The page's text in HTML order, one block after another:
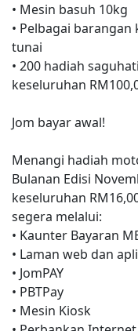
• Mesin basuh 10kg
• Pelbagai
tunai
• 200 hadiah
keseluruhan
Jom bayar awal!
Menangi hadiah
Bulanan Edisi
keseluruhan
segera melalui:
• Kaunter Bayaran
• Laman web dan
• JomPAY
• PBTPay
• Mesin Kiosk